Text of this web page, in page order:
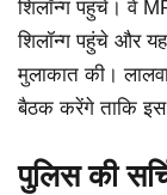
शिलॉन्ग पहुंचे। वे
शिलॉन्ग पहुंचे और
मुलाकात की।
बैठक करेंगे ताकि
पुलिस की